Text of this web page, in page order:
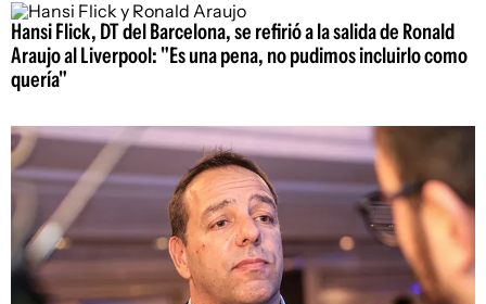
Hansi Flick, DT del Barcelona, se refirió a la salida de Ronald
Araujo al Liverpool: "Es una pena, no pudimos incluirlo como
quería"